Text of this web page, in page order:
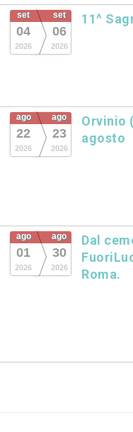
set
04
2026
set
06
2026
11^
ago
22
2026
ago
23
2026
Orvinio
agosto
ago
01
2026
ago
30
2026
Dal
Roma.